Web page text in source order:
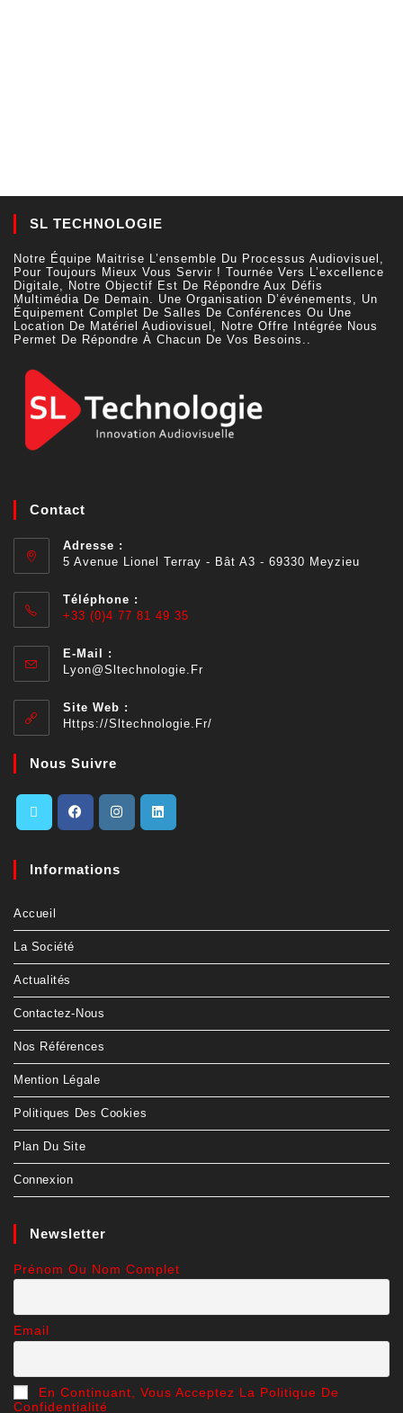
SL TECHNOLOGIE
Notre Équipe Maitrise L’ensemble Du Processus Audiovisuel,
Pour Toujours Mieux Vous Servir ! Tournée Vers L’excellence
Digitale, Notre Objectif Est De Répondre Aux Défis
Multimédia De Demain. Une Organisation D’événements, Un
Équipement Complet De Salles De Conférences Ou Une
Location De Matériel Audiovisuel, Notre Offre Intégrée Nous
Permet De Répondre À Chacun De Vos Besoins..
Contact
Adresse :
5 Avenue Lionel Terray - Bât A3 - 69330 Meyzieu
Téléphone :
+33 (0)4 77 81 49 35
E-Mail :
Lyon@sltechnologie.fr
Site Web :
Https://sltechnologie.fr/
Nous Suivre
Informations
Accueil
La Société
Actualités
Contactez-Nous
Nos Références
Mention Légale
Politiques Des Cookies
Plan Du Site
Connexion
Newsletter
Prénom Ou Nom Complet
Email
En Continuant, Vous Acceptez La Politique De
Confidentialité